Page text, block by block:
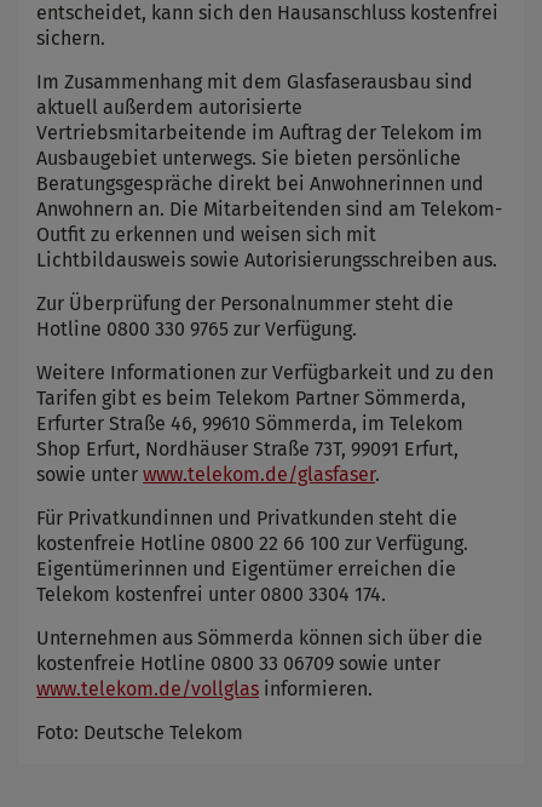
entscheidet, kann sich den Hausanschluss kostenfrei
sichern.
Im Zusammenhang mit dem Glasfaserausbau sind
aktuell außerdem autorisierte
Vertriebsmitarbeitende im Auftrag der Telekom im
Ausbaugebiet unterwegs. Sie bieten persönliche
Beratungsgespräche direkt bei Anwohnerinnen und
Anwohnern an. Die Mitarbeitenden sind am Telekom-
Outfit zu erkennen und weisen sich mit
Lichtbildausweis sowie Autorisierungsschreiben aus.
Zur Überprüfung der Personalnummer steht die
Hotline 0800 330 9765 zur Verfügung.
Weitere Informationen zur Verfügbarkeit und zu den
Tarifen gibt es beim Telekom Partner Sömmerda,
Erfurter Straße 46, 99610 Sömmerda, im Telekom
Shop Erfurt, Nordhäuser Straße 73T, 99091 Erfurt,
sowie unter www.telekom.de/glasfaser.
Für Privatkundinnen und Privatkunden steht die
kostenfreie Hotline 0800 22 66 100 zur Verfügung.
Eigentümerinnen und Eigentümer erreichen die
Telekom kostenfrei unter 0800 3304 174.
Unternehmen aus Sömmerda können sich über die
kostenfreie Hotline 0800 33 06709 sowie unter
www.telekom.de/vollglas informieren.
Foto: Deutsche Telekom